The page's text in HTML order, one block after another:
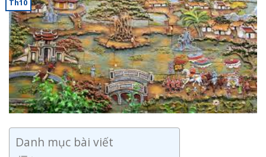
Th10
Danh mục bài viết